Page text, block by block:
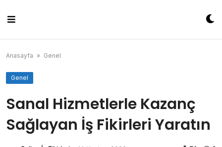
content
Anasayfa » Genel
Genel
Sanal Hizmetlerle Kazanç
Sağlayan İş Fikirleri Yaratın